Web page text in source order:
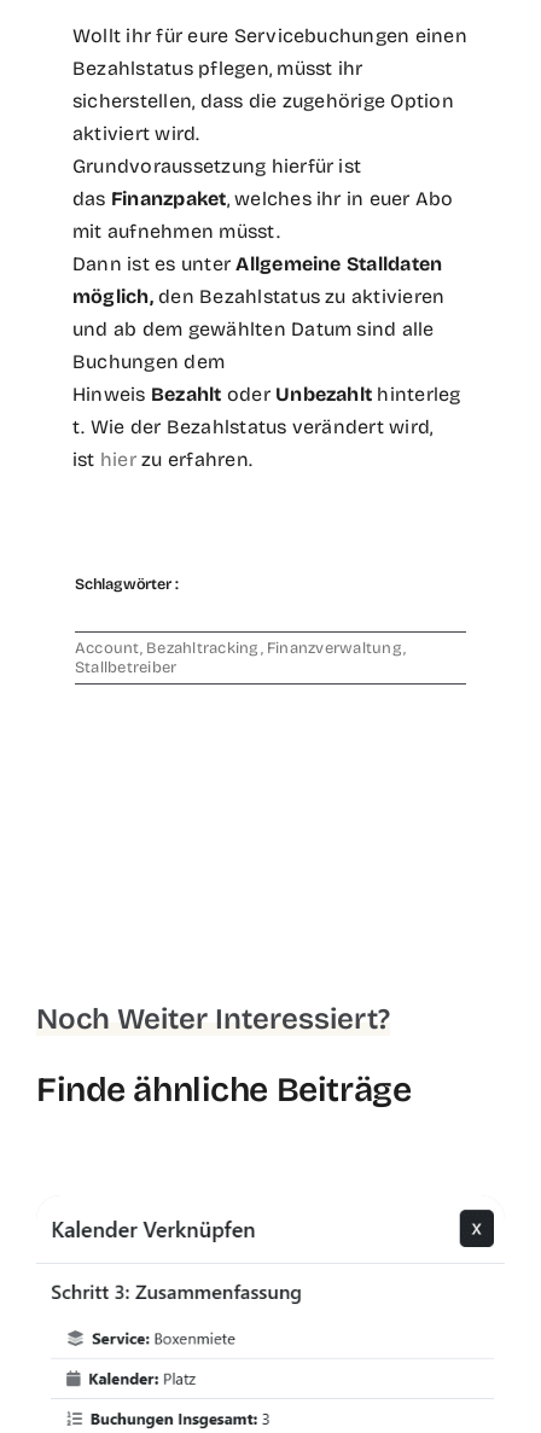
Wollt ihr für eure Servicebuchungen einen
Bezahlstatus pflegen, müsst ihr
sicherstellen, dass die zugehörige Option
aktiviert wird.
Grundvoraussetzung hierfür ist
das Finanzpaket, welches ihr in euer Abo
mit aufnehmen müsst.
Dann ist es unterAllgemeine Stalldaten
möglich,den Bezahlstatus zu aktivieren
und ab dem gewählten Datum sind alle
Buchungen dem
Hinweis Bezahlt oder Unbezahlt hinterleg
t. Wie der Bezahlstatus verändert wird,
ist hierzu erfahren.
Schlagwörter :
Account, Bezahltracking, Finanzverwaltung,
Stallbetreiber
Noch Weiter Interessiert?
Finde ähnliche Beiträge